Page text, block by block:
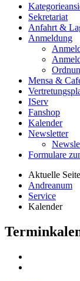
Sekretariat
Anfahrt &
Anmeldung
Mensa &
IServ
Fanshop
Kalender
Newsletter
Formulare
Aktuelle
Andreanum
Service
Kalender